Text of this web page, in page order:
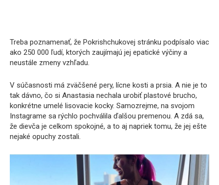
Treba poznamenať, že Pokrishchukovej stránku podpísalo viac
ako 250 000 ľudí, ktorých zaujímajú jej epatické výčiny a
neustále zmeny vzhľadu.
V súčasnosti má zväčšené pery, lícne kosti a prsia. A nie je to
tak dávno, čo si Anastasia nechala urobiť plastové brucho,
konkrétne umelé lisovacie kocky. Samozrejme, na svojom
Instagrame sa rýchlo pochválila ďalšou premenou. A zdá sa,
že dievča je celkom spokojné, a to aj napriek tomu, že jej ešte
nejaké opuchy zostali.